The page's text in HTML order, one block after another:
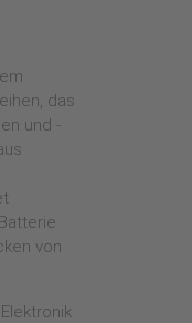
das
und -
von